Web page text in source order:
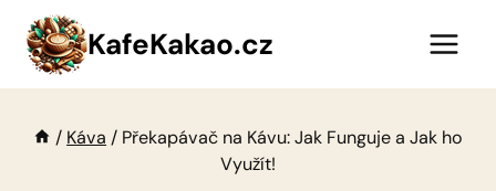
Přeskočit
obsah
KafeKakao.cz
/ Káva / Překapávač na Kávu: Jak Funguje a Jak ho
Využít!